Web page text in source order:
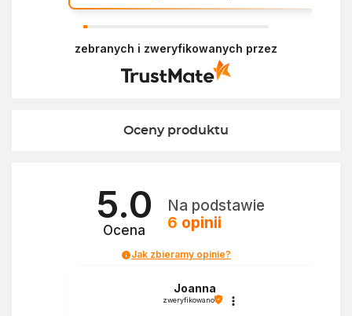
doświadczeniem. Z pozdrowieniami, Zespół
zebranych i zweryfikowanych przez
Oceny produktu
5.0
Ocena
Na podstawie
6 opinii
Jak zbieramy opinie?
Joanna
zweryfikowano